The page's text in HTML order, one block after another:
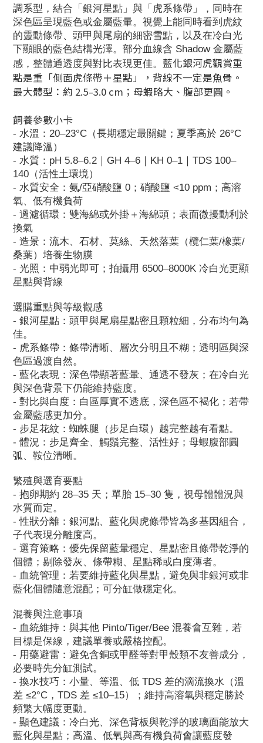
調系型，結合「銀河星點」與「虎系條帶」，同時在
深色區呈現藍色或金屬藍暈。視覺上能同時看到虎紋
的靈動條帶、頭甲與尾扇的細密雪點，以及在冷白光
下顯眼的藍色結構光澤。部分血線含 Shadow 金屬藍
感，整體通透度與對比表現更佳。 藍化銀河虎觀賞重
點是重「側面虎條帶＋星點」，背線不一定是魚骨。
最大體型：約 2.5–3.0 cm；母蝦略大、腹部更圓。
飼養參數小卡
- 水溫：20–23°C（長期穩定最關鍵；夏季高於 26°C
建議降溫）
- 水質：pH 5.8–6.2｜GH 4–6｜KH 0–1｜TDS 100–
140（活性土環境）
- 水質安全：氨/亞硝酸鹽 0；硝酸鹽 <10 ppm；高溶
氧、低有機負荷
- 過濾循環：雙海綿或外掛＋海綿頭；表面微擾動利於
換氣
- 造景：流木、石材、莫絲、天然落葉（欖仁葉/橡葉/
桑葉）培養生物膜
- 光照：中弱光即可；拍攝用 6500–8000K 冷白光更顯
星點與背線
選購重點與等級觀感
- 銀河星點：頭甲與尾扇星點密且顆粒細，分布均勻為
佳。
- 虎系條帶：條帶清晰、層次分明且不糊；透明區與深
色區過渡自然。
- 藍化表現：深色帶顯著藍暈、通透不發灰；在冷白光
與深色背景下仍能維持藍度。
- 對比與白度：白區厚實不透底，深色區不褐化；若帶
金屬藍感更加分。
- 步足花紋：蜘蛛腿（步足白環）越完整越有看點。
- 體況：步足齊全、觸鬚完整、活性好；母蝦腹部圓
弧、鞍位清晰。
繁殖與選育要點
- 抱卵期約 28–35 天；單胎 15–30 隻，視母體體況與
水質而定。
- 性狀分離：銀河點、藍化與虎條帶皆為多基因組合，
子代表現分離度高。
- 選育策略：優先保留藍暈穩定、星點密且條帶乾淨的
個體；剔除發灰、條帶糊、星點稀或白度薄者。
- 血統管理：若要維持藍化與星點，避免與非銀河或非
藍化個體隨意混配；可分缸做穩定化。
混養與注意事項
- 血統維持：與其他 Pinto/Tiger/Bee 混養會互雜，若
目標是保線，建議單養或嚴格控配。
- 用藥避雷：避免含銅或甲醛等對甲殼類不友善成分，
必要時先分缸測試。
- 換水技巧：小量、等溫、低 TDS 差的滴流換水（溫
差 ≤2°C，TDS 差 ≤10–15）；維持高溶氧與穩定勝於
頻繁大幅度更動。
- 顯色建議：冷白光、深色背板與乾淨的玻璃面能放大
藍化與星點；高溫、低氧與高有機負荷會讓藍度發